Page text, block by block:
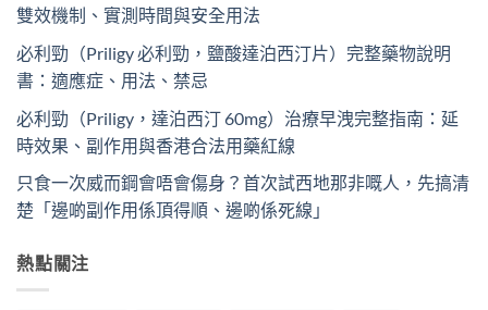
雙效機制、實測時間與安全用法
必利勁（Priligy 必利勁，鹽酸達泊西汀片）完整藥物說明
書：適應症、用法、禁忌
必利勁（Priligy，達泊西汀 60mg）治療早洩完整指南：延
時效果、副作用與香港合法用藥紅線
只食一次威而鋼會唔會傷身？首次試西地那非嘅人，先搞清
楚「邊啲副作用係頂得順、邊啲係死線」
熱點關注